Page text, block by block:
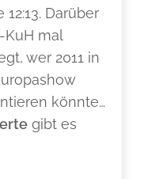
Darüber
KuH mal
wer 2011 in
könnte…
gibt es